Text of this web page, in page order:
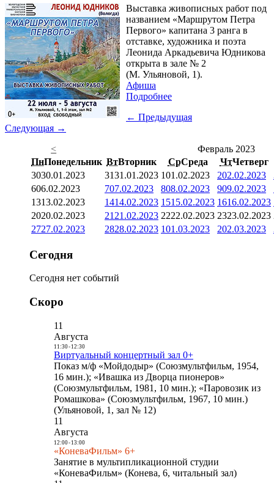
Выставка живописных работ под
названием «Маршрутом Петра
Первого» капитана 3 ранга в
отставке, художника и поэта
Леонида Аркадьевича Юдникова
открыта в зале № 2
(М. Ульяновой, 1).
Афиша
Подробнее
← Предыдущая
Следующая →
<
Февраль 2023
ПнПонедельник ВтВторник СрСреда ЧтЧетверг
3030.01.2023 3131.01.2023 101.02.2023 202.02.2023
606.02.2023 707.02.2023 808.02.2023 909.02.2023
1313.02.2023 1414.02.2023 1515.02.2023 1616.02.2023
2020.02.2023 21 21.02.2023 2222.02.2023 2323.02.2023
2727.02.2023 2828.02.2023 101.03.2023 202.03.2023
Сегодня
Сегодня нет событий
Скоро
11
Августа
11:30- 12:30
Виртуальный концертный зал 0+
Показ м/ф «Мойдодыр» (Союзмультфильм, 1954,
16 мин.); «Ивашка из Дворца пионеров»
(Союзмультфильм, 1981, 10 мин.); «Паровозик из
Ромашкова» (Союзмультфильм, 1967, 10 мин.)
(Ульяновой, 1, зал № 12)
11
Августа
12:00- 13:00
«КоневаФильм» 6+
Занятие в мультипликационной студии
«КоневаФильм» (Конева, 6, читальный зал)